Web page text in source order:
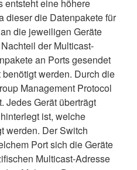
entsteht eine höhere
dieser die Datenpakete für
die jeweiligen Geräte
der Multicast-
an Ports gesendet
werden. Durch die
Management Protocol
Jedes Gerät überträgt
ist, welche
werden. Der Switch
Port sich die Geräte
Multicast-Adresse